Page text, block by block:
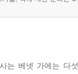
는 베넷 가에는 다